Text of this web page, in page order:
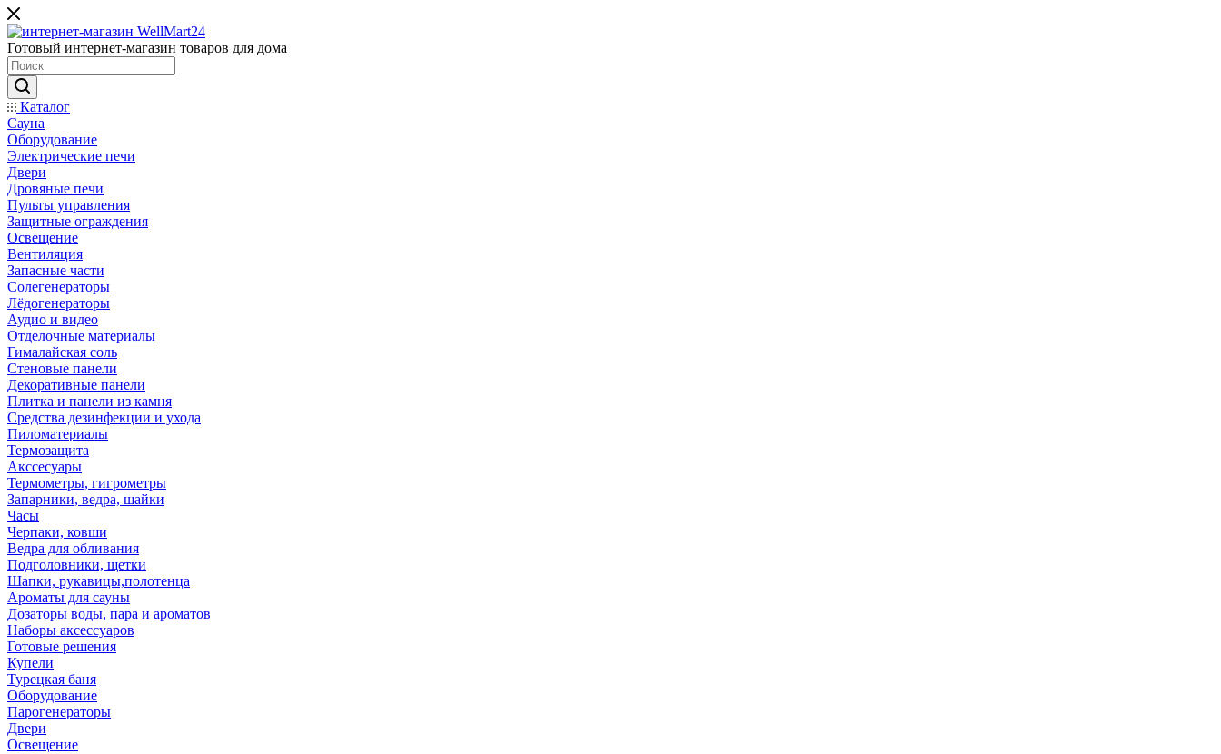
Готовый интернет-магазин товаров для дома
Каталог
Сауна
Оборудование
Электрические печи
Двери
Дровяные печи
Пульты управления
Защитные ограждения
Освещение
Вентиляция
Запасные части
Солегенераторы
Лёдогенераторы
Аудио и видео
Отделочные материалы
Гималайская соль
Стеновые панели
Декоративные панели
Плитка и панели из камня
Средства дезинфекции и ухода
Пиломатериалы
Термозащита
Аксcесуары
Термометры, гигрометры
Запарники, ведра, шайки
Часы
Черпаки, ковши
Ведра для обливания
Подголовники, щетки
Шапки, рукавицы,полотенца
Ароматы для сауны
Дозаторы воды, пара и ароматов
Наборы аксессуаров
Готовые решения
Купели
Турецкая баня
Оборудование
Парогенераторы
Двери
Освещение